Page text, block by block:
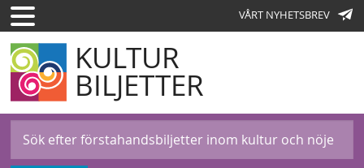
VÅRT NYHETSBREV
KULTUR
BILJETTER